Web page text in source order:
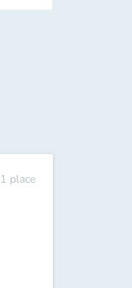
1 place